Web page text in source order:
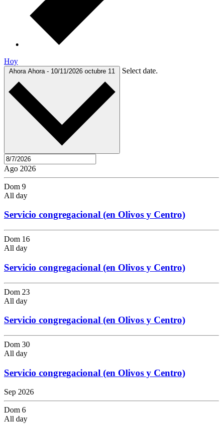
Hoy
Ahora Ahora - 10/11/2026 octubre 11 Select date.
Ago 2026
Dom 9
All day
Servicio congregacional (en Olivos y Centro)
Dom 16
All day
Servicio congregacional (en Olivos y Centro)
Dom 23
All day
Servicio congregacional (en Olivos y Centro)
Dom 30
All day
Servicio congregacional (en Olivos y Centro)
Sep 2026
Dom 6
All day